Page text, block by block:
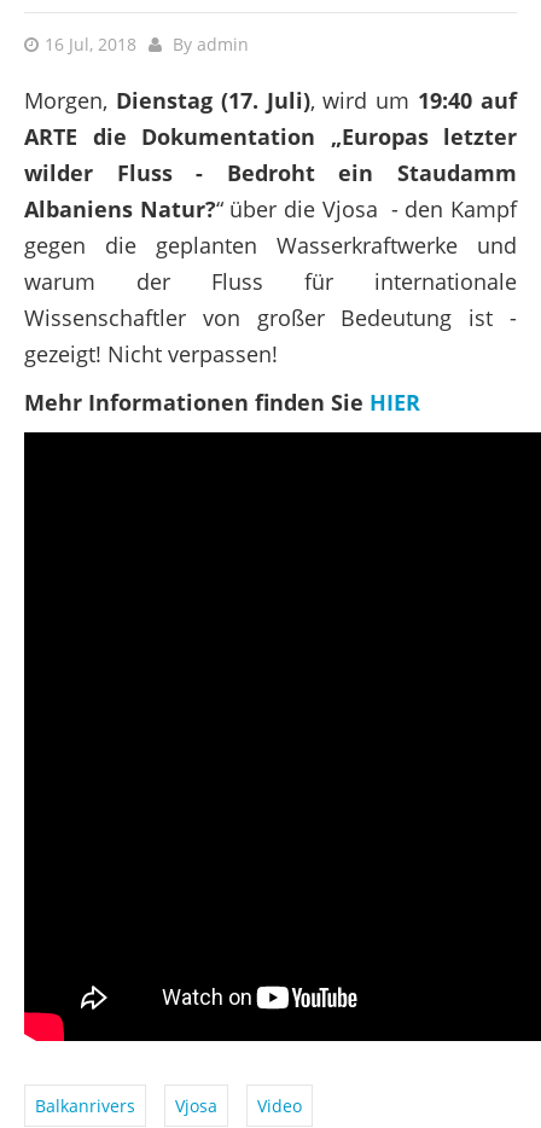
16 Jul, 2018 By admin
Morgen, Dienstag (17. Juli), wird um 19:40 auf
ARTE die Dokumentation „Europas letzter
wilder Fluss - Bedroht ein Staudamm
Albaniens Natur?“ über die Vjosa - den Kampf
gegen die geplanten Wasserkraftwerke und
warum der Fluss für internationale
Wissenschaftler von großer Bedeutung ist -
gezeigt! Nicht verpassen!
Mehr Informationen finden Sie HIER
Balkanrivers Vjosa Video